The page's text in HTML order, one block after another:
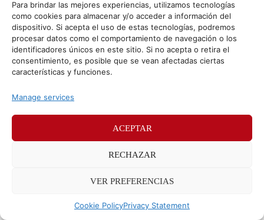
Para brindar las mejores experiencias, utilizamos tecnologías
como cookies para almacenar y/o acceder a información del
dispositivo. Si acepta el uso de estas tecnologías, podremos
procesar datos como el comportamiento de navegación o los
identificadores únicos en este sitio. Si no acepta o retira el
consentimiento, es posible que se vean afectadas ciertas
características y funciones.
Manage services
ACEPTAR
RECHAZAR
VER PREFERENCIAS
Cookie PolicyPrivacy Statement
reflexión potatera de finde os traemos un tema algo
controvertido dentro del diseño y la publicidad ¿Deben
© Sr. Potato 2026